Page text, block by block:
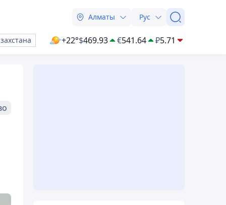
Алматы Рус
+22°$469.93 €541.64 ₽5.71